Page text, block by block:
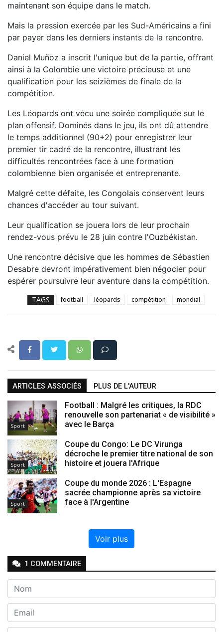
maintenant son équipe dans le match.
Mais la pression exercée par les Sud-Américains a fini
par payer dans les derniers instants de la rencontre.
Daniel Muñoz a inscrit l'unique but de la partie, offrant
ainsi à la Colombie une victoire précieuse et une
qualification pour les seizièmes de finale de la
compétition.
Les Léopards ont vécu une soirée compliquée sur le
plan offensif. Dominés dans le jeu, ils ont dû attendre
le temps additionnel (90+2) pour enregistrer leur
premier tir cadré de la rencontre, illustrant les
difficultés rencontrées face à une formation
colombienne bien organisée et entreprenante.
Malgré cette défaite, les Congolais conservent leurs
chances d'accéder au tour suivant.
Leur qualification se jouera lors de leur prochain
rendez-vous prévu le 28 juin contre l'Ouzbékistan.
Une rencontre décisive que les hommes de Sébastien
Desabre devront impérativement bien négocier pour
espérer poursuivre leur aventure dans la compétition.
TAGS football léopards compétition mondial
ARTICLES ASSOCIÉS PLUS DE L'AUTEUR
Sport
Football : Malgré les critiques, la RDC
renouvelle son partenariat « de visibilité »
avec le Barça
Sport
Coupe du Congo: Le DC Virunga
décroche le premier titre national de son
histoire et jouera l'Afrique
Sport
Coupe du monde 2026 : L'Espagne
sacrée championne après sa victoire
face à l'Argentine
Voir plus
1 COMMENTAIRE